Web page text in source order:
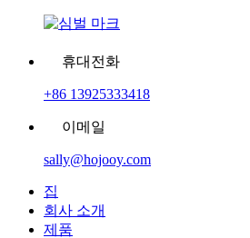
휴대전화
+86 13925333418
이메일
sally@hojooy.com
집
회사 소개
제품